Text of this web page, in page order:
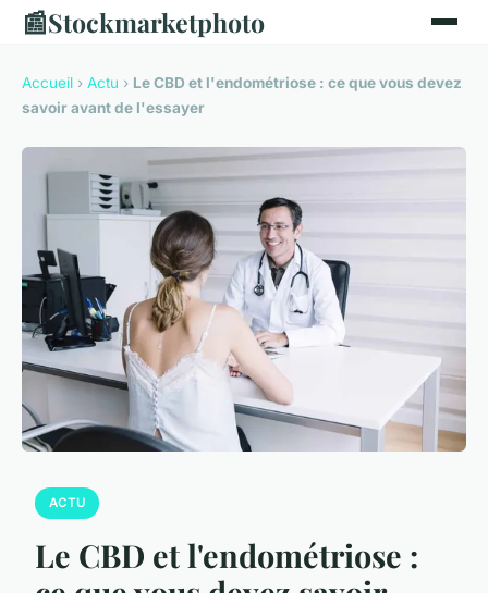
📰Stockmarketphoto
Accueil › Actu › Le CBD et l'endométriose : ce que vous devez
savoir avant de l'essayer
ACTU
Le CBD et l'endométriose :